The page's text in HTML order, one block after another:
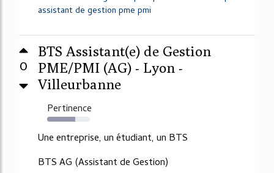
assistant de gestion pme pmi
0
BTS Assistant(e) de Gestion
PME/PMI (AG) - Lyon -
Villeurbanne
Pertinence
65%
Une entreprise, un étudiant, un BTS
BTS AG (Assistant de Gestion)